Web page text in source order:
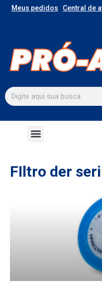
Meus pedidos Central de
FIltro der